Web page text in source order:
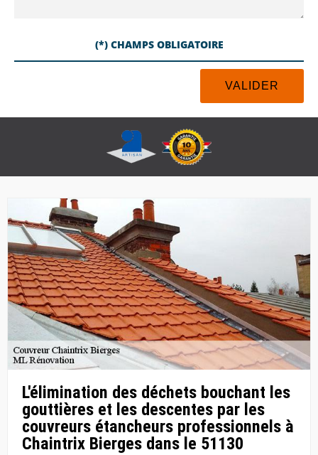
(*) CHAMPS OBLIGATOIRE
L'élimination des déchets bouchant les
gouttières et les descentes par les
couvreurs étancheurs professionnels à
Chaintrix Bierges dans le 51130